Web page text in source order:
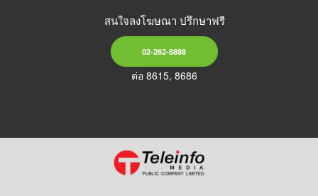
สนใจลงโฆษณา ปรึกษาฟรี
02-262-8888
ต่อ 8615, 8686